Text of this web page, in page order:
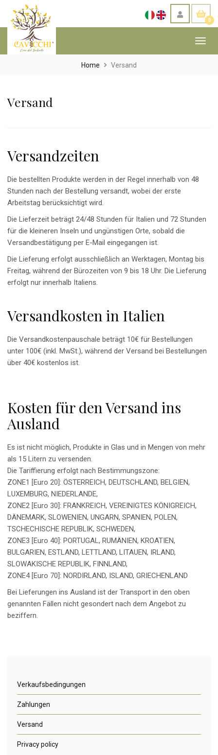
0
Home
Versand
Versand
Versandzeiten
Die bestellten Produkte werden in der Regel innerhalb von 48
Stunden nach der Bestellung versandt, wobei der erste
Arbeitstag berücksichtigt wird.
Die Lieferzeit beträgt 24/48 Stunden für Italien und 72 Stunden
für die kleineren Inseln und ungünstigen Orte, sobald die
Versandbestätigung per E-Mail eingegangen ist.
Die Lieferung erfolgt ausschließlich an Werktagen, Montag bis
Freitag, während der Bürozeiten von 9 bis 18 Uhr. Die Lieferung
erfolgt nur innerhalb Italiens.
Versandkosten in Italien
Die Versandkostenpauschale beträgt 10€ für Bestellungen
unter 100€ (inkl. MwSt.), während der Versand bei Bestellungen
über 40€ kostenlos ist.
Kosten für den Versand ins
Ausland
Es ist nicht möglich, Produkte in Glas und in Mengen von mehr
als 15 Litern zu versenden.
Die Tariffierung erfolgt nach Bestimmungszone:
ZONE1 [Euro 20]: ÖSTERREICH, DEUTSCHLAND, BELGIEN,
LUXEMBURG, NIEDERLANDE,
ZONE2 [Euro 30]: FRANKREICH, VEREINIGTES KÖNIGREICH,
DÄNEMARK, SLOWENIEN, UNGARN, SPANIEN, POLEN,
TSCHECHISCHE REPUBLIK, SCHWEDEN,
ZONE3 [Euro 40]: PORTUGAL, RUMÄNIEN, KROATIEN,
BULGARIEN, ESTLAND, LETTLAND, LITAUEN, IRLAND,
SLOWAKISCHE REPUBLIK, FINNLAND,
ZONE4 [Euro 70]: NORDIRLAND, ISLAND, GRIECHENLAND
Bei Lieferungen ins Ausland ist der Transport in den oben
genannten Fällen nicht gesondert nach dem Angebot zu
beziffern.
Verkaufsbedingungen
Zahlungen
Versand
Privacy policy